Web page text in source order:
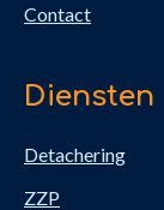
Contact
Diensten
Detachering
ZZP